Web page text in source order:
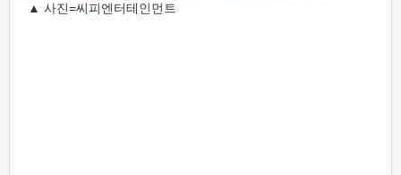
▲ 사진=씨피엔터테인먼트